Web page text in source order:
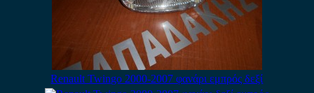
Renault Twingo 2000-2007 φανάρι εμπρός δεξί